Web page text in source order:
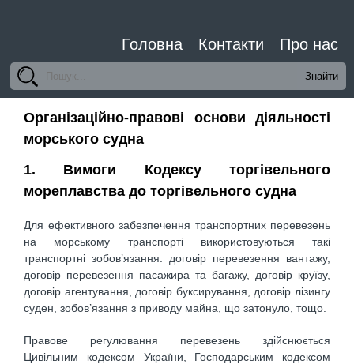
Головна Контакти Про нас
Організаційно-правові основи діяльності
морського судна
1. Вимоги Кодексу торгівельного
мореплавства до торгівельного судна
Для ефективного забезпечення транспортних перевезень
на морському транспорті використовуються такі
транспортні зобов’язання: договір перевезення вантажу,
договір перевезення пасажира та багажу, договір круїзу,
договір агентування, договір буксирування, договір лізингу
суден, зобов’язання з приводу майна, що затонуло, тощо.
Правове регулювання перевезень здійснюється
Цивільним кодексом України, Господарським кодексом